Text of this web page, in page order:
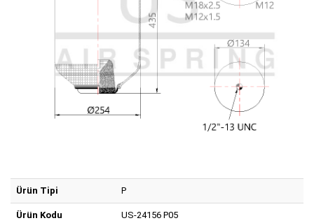
Ürün Tipi P
Ürün Kodu US-24156 P05